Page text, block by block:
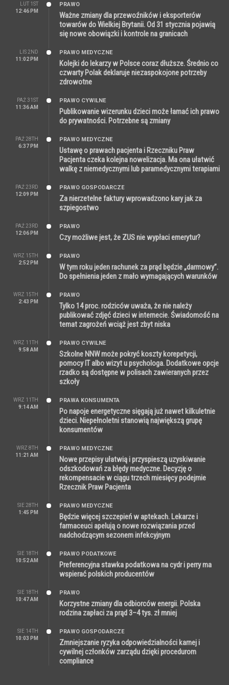
LUT 1ST
12:46 PM
PRAWO
Ważne zmiany dla przewoźników i eksporterów
towarów do Wielkiej Brytanii. Od 31 stycznia pojawią
się nowe obowiązki i kontrole na granicach
LIS 2ND
11:02 PM
PRAWO MEDYCZNE
Kolejki do lekarzy w Polsce coraz dłuższe. Średnio co
czwarty Polak deklaruje niezaspokojone potrzeby
zdrowotne
PAŹ 31ST
11:36 AM
PRAWO CYWILNE
Publikowanie wizerunku dzieci może łamać ich prawo
do prywatności. Potrzebne są zmiany
PAŹ 28TH
6:37 PM
PRAWO MEDYCZNE
Ustawę o prawach pacjenta i Rzeczniku Praw
Pacjenta czeka kolejna nowelizacja. Ma ona ułatwić
walkę z niemedycznymi lub paramedycznymi terapiami
PAŹ 23RD
12:09 PM
PRAWO GOSPODARCZE
Za nierzetelne faktury wprowadzono kary jak za
szpiegostwo
PAŹ 23RD
12:06 PM
PRAWO
Czy możliwe jest, że ZUS nie wypłaci emerytur?
WRZ 15TH
2:52 PM
PRAWO
W tym roku jeden rachunek za prąd będzie „darmowy”.
Do spełnienia jeden z mało wymagających warunków
WRZ 15TH
2:43 PM
PRAWO
Tylko 14 proc. rodziców uważa, że nie należy
publikować zdjęć dzieci w internecie. Świadomość na
temat zagrożeń wciąż jest zbyt niska
WRZ 11TH
9:58 AM
PRAWO CYWILNE
Szkolne NNW może pokryć koszty korepetycji,
pomocy IT albo wizyt u psychologa. Dodatkowe opcje
rzadko są dostępne w polisach zawieranych przez
szkoły
WRZ 11TH
9:14 AM
PRAWA KONSUMENTA
Po napoje energetyczne sięgają już nawet kilkuletnie
dzieci. Niepełnoletni stanowią największą grupę
konsumentów
WRZ 8TH
11:21 AM
PRAWO MEDYCZNE
Nowe przepisy ułatwią i przyspieszą uzyskiwanie
odszkodowań za błędy medyczne. Decyzję o
rekompensacie w ciągu trzech miesięcy podejmie
Rzecznik Praw Pacjenta
SIE 28TH
1:45 PM
PRAWO MEDYCZNE
Będzie więcej szczepień w aptekach. Lekarze i
farmaceuci apelują o nowe rozwiązania przed
nadchodzącym sezonem infekcyjnym
SIE 18TH
10:52 AM
PRAWO PODATKOWE
Preferencyjna stawka podatkowa na cydr i perry ma
wspierać polskich producentów
SIE 18TH
10:47 AM
PRAWO
Korzystne zmiany dla odbiorców energii. Polska
rodzina zapłaci za prąd 3–4 tys. zł mniej
SIE 14TH
10:03 PM
PRAWO GOSPODARCZE
Zmniejszanie ryzyka odpowiedzialności karnej i
cywilnej członków zarządu dzięki procedurom
compliance